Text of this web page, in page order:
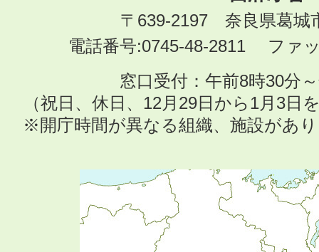
〒639-2197 奈良県葛城
電話番号:0745-48-2811 ファ
窓口受付：午前8時30分
（祝日、休日、12月29日から1月3日
※開庁時間が異なる組織、施設があ